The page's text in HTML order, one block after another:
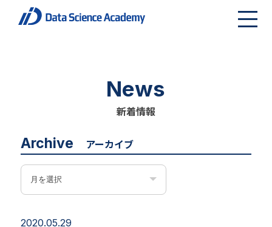
News
新着情報
2020.05.29
Archive アーカイブ